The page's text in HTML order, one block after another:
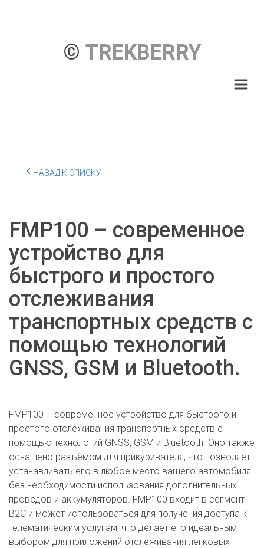
© TREKBERRY
НАЗАД К СПИСКУ
FMP100 – современное
устройство для
быстрого и простого
отслеживания
транспортных средств с
помощью технологий
GNSS, GSM и Bluetooth.
FMP100 – современное устройство для быстрого и
простого отслеживания транспортных средств с
помощью технологий GNSS, GSM и Bluetooth. Оно также
оснащено разъёмом для прикуривателя, что позволяет
устанавливать его в любое место вашего автомобиля
без необходимости использования дополнительных
проводов и аккумуляторов. FMP100 входит в сегмент
B2C и может использоваться для получения доступа к
телематическим услугам, что делает его идеальным
выбором для приложений отслеживания легковых